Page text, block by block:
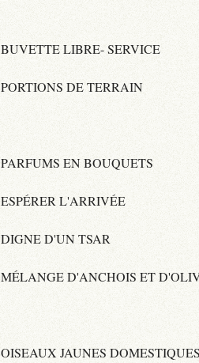
BUVETTE LIBRE- SERVICE
PORTIONS DE TERRAIN
PARFUMS EN BOUQUETS
ESPÉRER L'ARRIVÉE
DIGNE D'UN TSAR
MÉLANGE D'ANCHOIS ET
OISEAUX JAUNES